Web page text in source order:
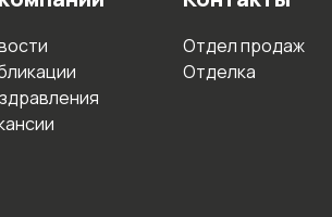
Отдел продаж
Отделка